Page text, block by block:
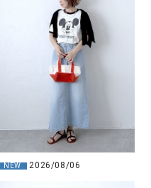
NEW 2026/08/06